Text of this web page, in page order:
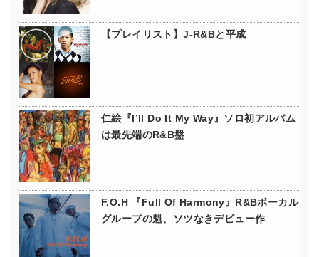
【プレイリスト】J-R&Bと平成
仁絵『I’ll Do It My Way』ソロ初アルバム
は最先端のR&B盤
F.O.H 『Full Of Harmony』R&Bボーカル
グループの魁、ソツなきデビュー作